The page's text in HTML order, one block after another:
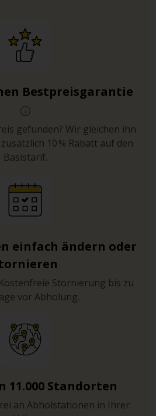
Bestpreisgarantie
gefunden? Wir gleichen ihn
10 % Rabatt auf den
Basistarif.
einfach ändern oder
Stornierung bis zu
vor Abholung.
11.000 Standorten
an Abholstationen in Ihrer